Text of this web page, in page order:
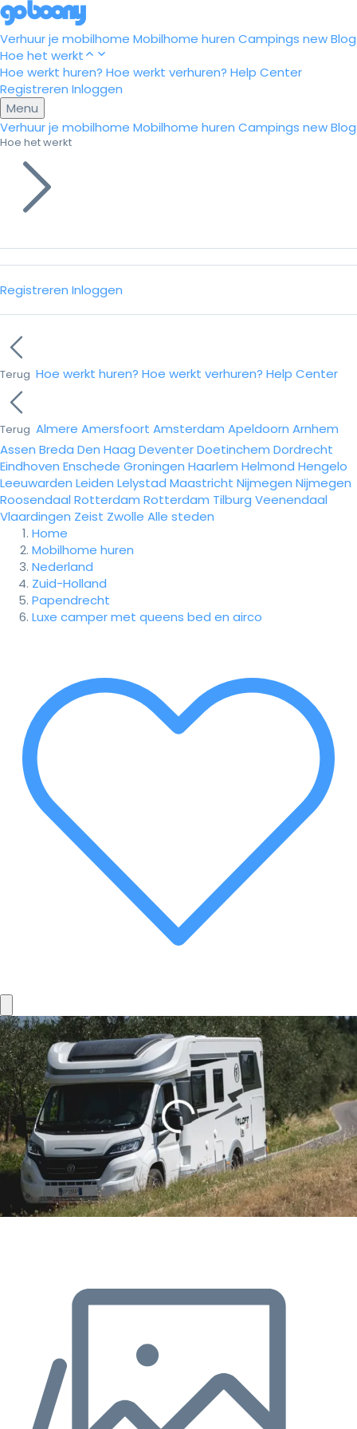
Verhuur je mobilhome Mobilhome huren Campings newBlog
Hoe het werkt
Hoe werkt huren? Hoe werkt verhuren? Help Center
Registreren Inloggen
Menu
Verhuur je mobilhome Mobilhome huren Campings newBlog
Hoe het werkt
Registreren Inloggen
Terug Hoe werkt huren? Hoe werkt verhuren? Help Center
Terug Almere Amersfoort Amsterdam Apeldoorn Arnhem
Assen Breda Den Haag DeventerDoetinchem Dordrecht
Eindhoven Enschede Groningen Haarlem Helmond Hengelo
Leeuwarden Leiden Lelystad Maastricht Nijmegen Nijmegen
Roosendaal Rotterdam Rotterdam Tilburg Veenendaal
Vlaardingen Zeist Zwolle Alle steden
Home
Mobilhome huren
Nederland
Zuid-Holland
Papendrecht
Luxe camper met queens bed en airco